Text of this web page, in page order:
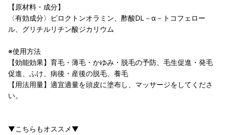
【原材料・成分】
〈有効成分〉ピロクトンオラミン、酢酸DL－α－トコフェロー
ル、グリチルリチン酸ジカリウム
※使用方法
【効能効果】育毛・薄毛・かゆみ・脱毛の予防、毛生促進・発毛
促進、ふけ、病後・産後の脱毛、養毛
【用法用量】適宜適量を頭皮に塗布し、マッサージをしてくださ
い。
▼こちらもオススメ▼